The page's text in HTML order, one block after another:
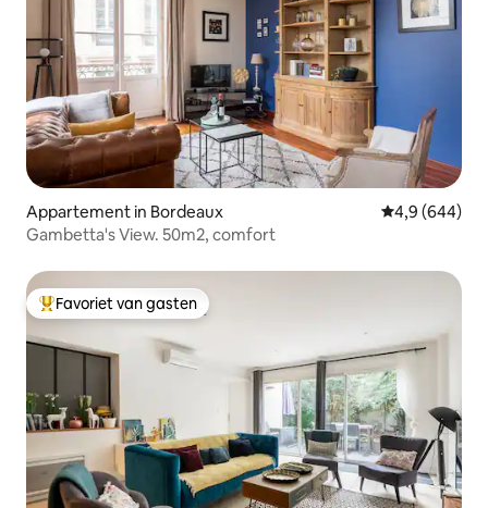
Appartement in Bordeaux Gemiddelde
4,9 (644)
Gambetta's View. 50m2, comfort
Topfavoriet van gasten
Favoriet van gasten